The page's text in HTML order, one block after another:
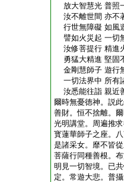
放大智慧光 普照
汝不離世間 亦不
行世無障礙 如風
譬如火災起 一切
汝修菩提行 精進
勇猛大精進 堅固
金剛慧師子 遊行
一切法界中 所有
汝悉能往詣 親近
爾時無憂徳神。説
善財。恒不捨離。
光明講堂。周遍推
寳蓮華師子之座。
是諸采女。靡不皆
菩薩行同種善根。
明見一切智境。已
定。常遊大悲。普